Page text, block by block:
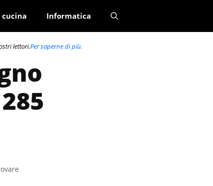
cucina Informatica
lettori.Per saperne di più.